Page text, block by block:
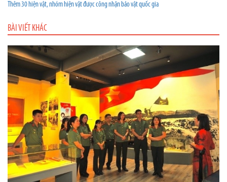
Thêm 30 hiện vật, nhóm hiện vật được công nhận bảo vật quốc gia
BÀI VIẾT KHÁC